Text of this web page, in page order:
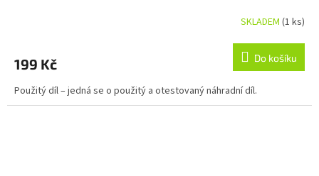
SKLADEM (1 ks)
199 Kč Do košíku
Použitý díl – jedná se o použitý a otestovaný náhradní díl.